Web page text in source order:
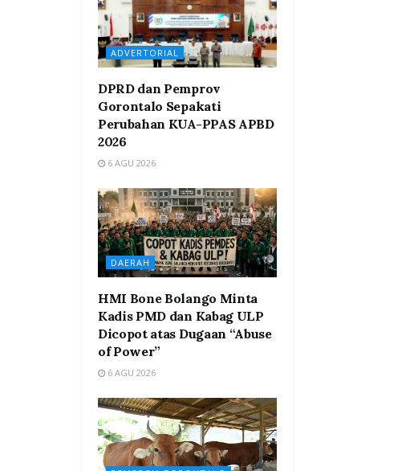
ADVERTORIAL
DPRD dan Pemprov
Gorontalo Sepakati
Perubahan KUA-PPAS APBD
2026
6 AGU 2026
DAERAH
HMI Bone Bolango Minta
Kadis PMD dan Kabag ULP
Dicopot atas Dugaan “Abuse
of Power”
6 AGU 2026